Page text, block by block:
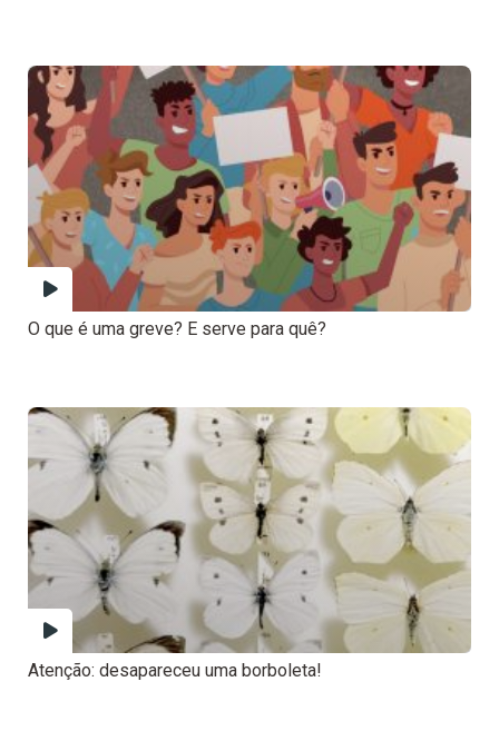
O que é uma greve? E serve para quê?
Atenção: desapareceu uma borboleta!